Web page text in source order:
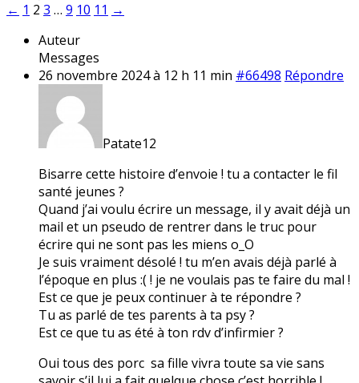
← 1 2 3 … 9 10 11 →
Auteur
Messages
26 novembre 2024 à 12 h 11 min #66498 Répondre
Patate12
Bisarre cette histoire d’envoie ! tu a contacter le fil
santé jeunes ?
Quand j’ai voulu écrire un message, il y avait déjà un
mail et un pseudo de rentrer dans le truc pour
écrire qui ne sont pas les miens o_O
Je suis vraiment désolé ! tu m’en avais déjà parlé à
l’époque en plus :( ! je ne voulais pas te faire du mal !
Est ce que je peux continuer à te répondre ?
Tu as parlé de tes parents à ta psy ?
Est ce que tu as été à ton rdv d’infirmier ?
Oui tous des porc sa fille vivra toute sa vie sans